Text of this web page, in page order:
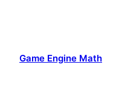
Game Engine Math